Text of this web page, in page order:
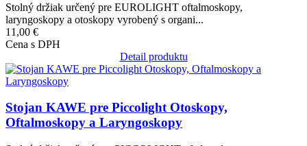
Stolný držiak určený pre EUROLIGHT oftalmoskopy,
laryngoskopy a otoskopy vyrobený s organi...
11,00 €
Cena s DPH
Detail produktu
Obrázok
Stojan KAWE pre Piccolight Otoskopy,
Oftalmoskopy a Laryngoskopy